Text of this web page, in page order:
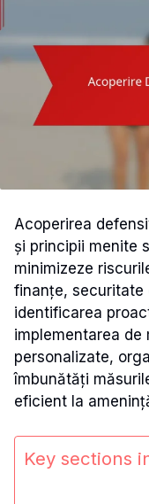
Acoperirea
și principii menite
minimizeze
finanțe, securitate
identificarea
implementarea de
personalizate,
îmbunătăți
eficient la
Key sections